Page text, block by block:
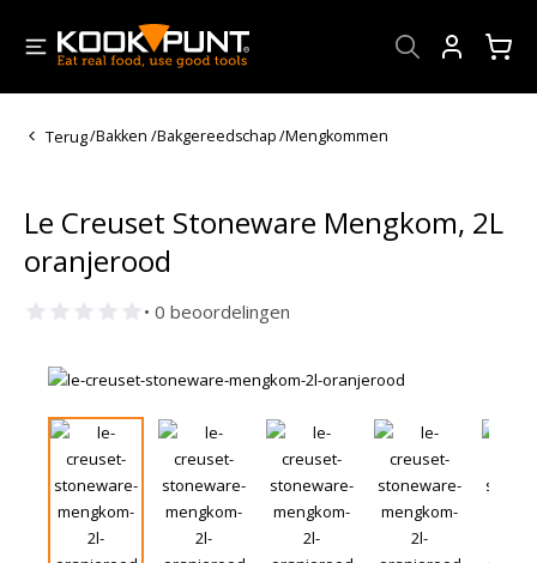
Terug/Bakken /Bakgereedschap/Mengkommen
Le Creuset Stoneware Mengkom, 2L
oranjerood
• 0 beoordelingen